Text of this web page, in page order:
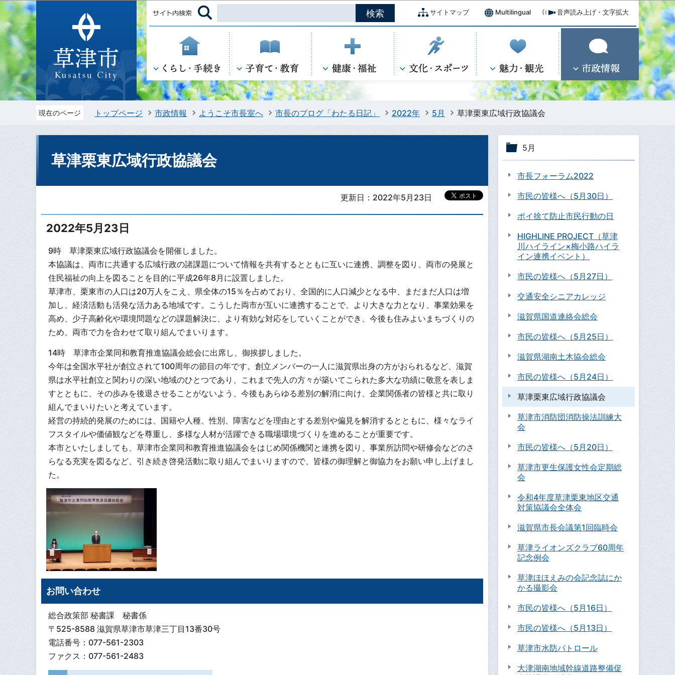
このページの本文へ移動
サイトマップ Multilingual 音声読み上げ・文字拡大
現在のページ トップページ 市政情報 ようこそ市長室へ 市長のブログ「わたる日記」 2022年 5月 草津栗東広域行政協議会
草津栗東広域行政協議会
更新日：2022年5月23日
2022年5月23日
9時 草津栗東広域行政協議会を開催しました。
本協議は、両市に共通する広域行政の諸課題について情報を共有するとともに互いに連携、調整を図り、両市の発展と
住民福祉の向上を図ることを目的に平成26年8月に設置しました。
草津市、栗東市の人口は20万人をこえ、県全体の15％を占めており、全国的に人口減少となる中、まだまだ人口は増
加し、経済活動も活発な活力ある地域です。こうした両市が互いに連携することで、より大きな力となり、事業効果を
高め、少子高齢化や環境問題などの課題解決に、より有効な対応をしていくことができ、今後も住みよいまちづくりの
ため、両市で力を合わせて取り組んでまいります。
14時 草津市企業同和教育推進協議会総会に出席し、御挨拶しました。
今年は全国水平社が創立されて100周年の節目の年です。創立メンバーの一人に滋賀県出身の方がおられるなど、滋賀
県は水平社創立と関わりの深い地域のひとつであり、これまで先人の方々が築いてこられた多大な功績に敬意を表しま
すとともに、その歩みを後退させることがないよう、今後もあらゆる差別の解消に向け、企業関係者の皆様と共に取り
組んでまいりたいと考えています。
経営の持続的発展のためには、国籍や人種、性別、障害などを理由とする差別や偏見を解消するとともに、様々なライ
フスタイルや価値観などを尊重し、多様な人材が活躍できる職場環境づくりを進めることが重要です。
本市といたしましても、草津市企業同和教育推進協議会をはじめ関係機関と連携を図り、事業所訪問や研修会などのさ
らなる充実を図るなど、引き続き啓発活動に取り組んでまいりますので、皆様の御理解と御協力をお願い申し上げまし
た。
お問い合わせ
総合政策部 秘書課 秘書係
〒525-8588 滋賀県草津市草津三丁目13番30号
電話番号：077-561-2303
ファクス：077-561-2483
5月
市長フォーラム2022
市民の皆様へ（5月30日）
ポイ捨て防止市民行動の日
HIGHLINE PROJECT（草津
川ハイライン×梅小路ハイラ
イン連携イベント）
市民の皆様へ（5月27日）
交通安全シニアカレッジ
滋賀県国道連絡会総会
市民の皆様へ（5月25日）
滋賀県湖南土木協会総会
市民の皆様へ（5月24日）
草津栗東広域行政協議会
草津市消防団消防操法訓練大
会
市民の皆様へ（5月20日）
草津市更生保護女性会定期総
会
令和4年度草津栗東地区交通
対策協議会全体会
滋賀県市長会議第1回臨時会
草津ライオンズクラブ60周年
記念例会
草津ほほえみの会記念誌にか
かる撮影会
市民の皆様へ（5月16日）
市民の皆様へ（5月13日）
草津市水防パトロール
大津湖南地域幹線道路整備促